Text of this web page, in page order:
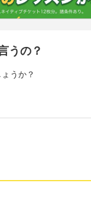
うの？
うか？